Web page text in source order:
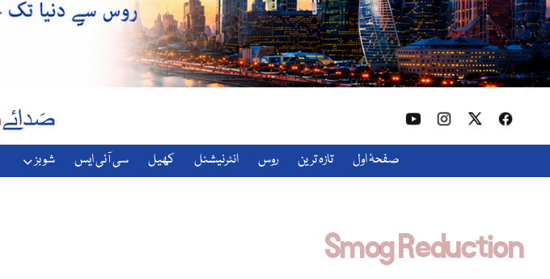
صفحۂ اول تازہ ترین روس انٹرنیشنل کھیل سی آئی ایس شوبز
Smog Reduction